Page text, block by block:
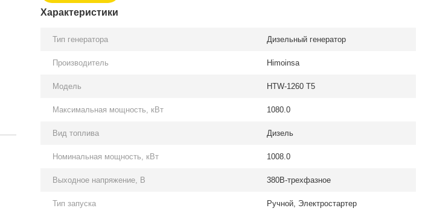
Характеристики
Тип генератора Дизельный генератор
Производитель Himoinsa
Модель HTW-1260 T5
Максимальная мощность, кВт 1080.0
Вид топлива Дизель
Номинальная мощность, кВт 1008.0
Выходное напряжение, В 380В-трехфазное
Тип запуска Ручной, Электростартер